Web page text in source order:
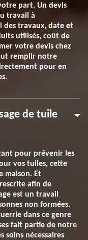
part. Un devis
travail à
des travaux, date et
utilisés, coût de
votre devis chez
remplir notre
pour en
de tuile
pour prévenir les
vos tuiles, cette
maison. Et
afin de
est un travail
non formées.
dans ce genre
fait partie de notre
soins nécessaires